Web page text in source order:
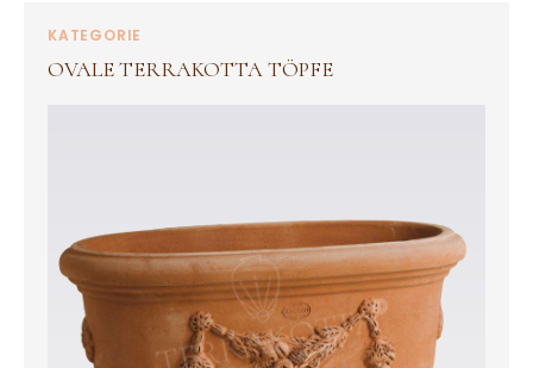
KATEGORIE
OVALE TERRAKOTTA TÖPFE